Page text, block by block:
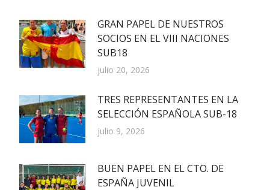
GRAN PAPEL DE NUESTROS
SOCIOS EN EL VIII NACIONES
SUB18
julio 20, 2026
TRES REPRESENTANTES EN LA
SELECCIÓN ESPAÑOLA SUB-18
julio 9, 2026
BUEN PAPEL EN EL CTO. DE
ESPAÑA JUVENIL